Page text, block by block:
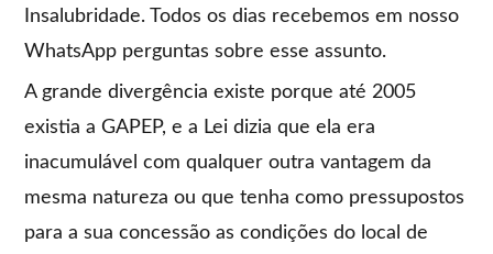
Insalubridade. Todos os dias recebemos em nosso
WhatsApp perguntas sobre esse assunto.
A grande divergência existe porque até 2005
existia a GAPEP, e a Lei dizia que ela era
inacumulável com qualquer outra vantagem da
mesma natureza ou que tenha como pressupostos
para a sua concessão as condições do local de